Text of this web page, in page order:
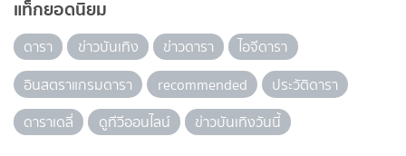
แท็กยอดนิยม
ดารา ข่าวบันเทิง ข่าวดารา
ไอจีดารา
อินสตราแกรมดารา
recommended
ประวัติดารา
ดาราเดลี่
ดูทีวีออนไลน์ ข่าวบันเทิงวันนี้